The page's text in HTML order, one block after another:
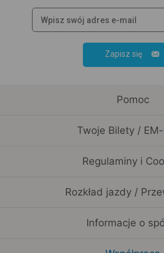
Zapisz się
Pomoc
Twoje Bilety /
Regulaminy i
Rozkład jazdy /
Informacje o